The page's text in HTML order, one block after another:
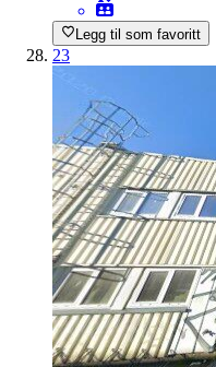
Legg til som favoritt
23